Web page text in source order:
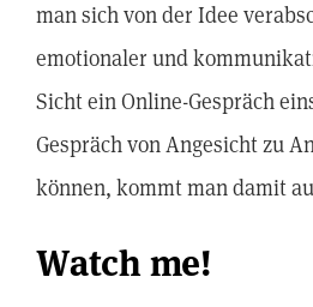
man sich von der Idee
emotionaler und
Sicht ein Online-Gespräch
Gespräch von Angesicht zu
können, kommt man damit
Watch me!